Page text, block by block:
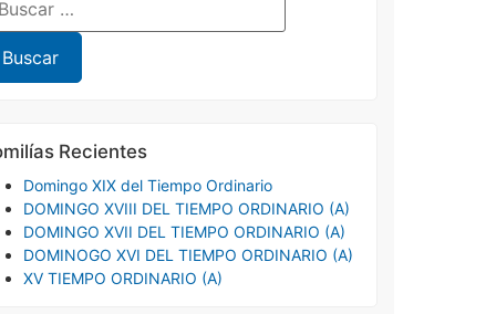
Recientes
Domingo XIX del Tiempo Ordinario
DOMINGO XVIII DEL TIEMPO ORDINARIO (A)
DOMINGO XVII DEL TIEMPO ORDINARIO (A)
DOMINOGO XVI DEL TIEMPO ORDINARIO (A)
XV TIEMPO ORDINARIO (A)